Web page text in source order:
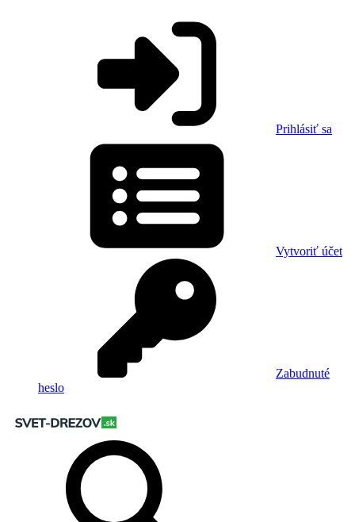
Prihlásiť sa
Vytvoriť účet
Zabudnuté
heslo